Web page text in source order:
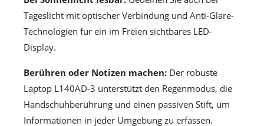
Tageslicht mit optischer Verbindung und Anti-Glare-
Technologien für ein im Freien sichtbares LED-
Display.
Berühren oder Notizen machen: Der robuste
Laptop L140AD-3 unterstützt den Regenmodus, die
Handschuhberührung und einen passiven Stift, um
Informationen in jeder Umgebung zu erfassen.